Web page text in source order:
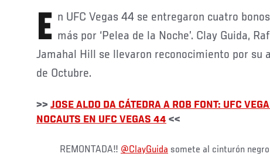
En UFC Vegas 44 se entregaron cuatro bonos por desempeño y otro más por ‘Pelea de la Noche’. Clay Guida,
Jamahal Hill se llevaron reconocimiento por su
de Octubre.
>> JOSE ALDO DA CÁTEDRA A ROB FONT: UFC
NOCAUTS EN UFC VEGAS 44 <<
REMONTADA‼ @ClayGuida somete al cinturón